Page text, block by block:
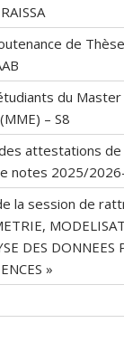
de
du
– S8
attestations
notes 2025/2026-
la session de
DES DONNEES
»